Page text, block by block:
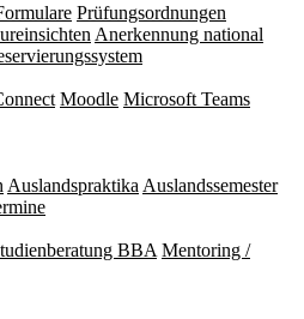
Prüfungs­ordnungen
Anerkennung national
Moodle Microsoft Teams
Auslandspraktika Auslandssemester
BBA Mentoring /